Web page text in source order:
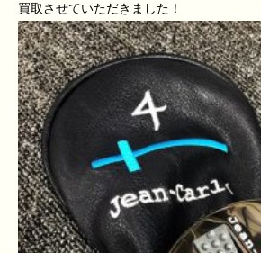
買取させていただきました！